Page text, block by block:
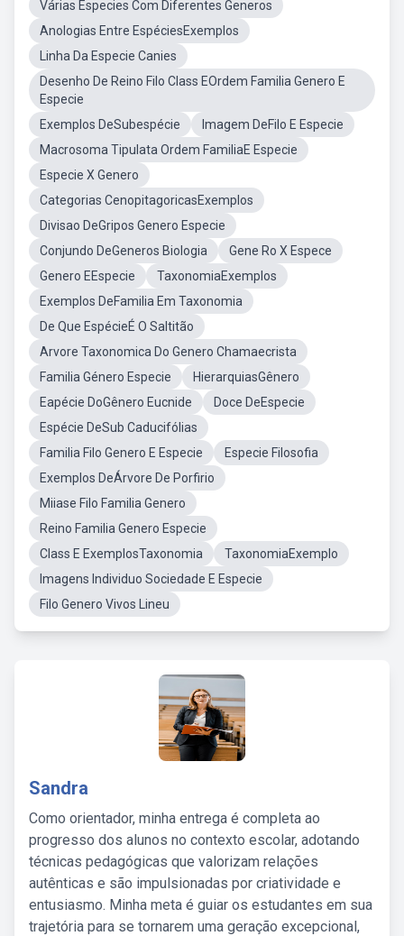
Várias Especies Com Diferentes Generos
Anologias Entre EspéciesExemplos
Linha Da Especie Canies
Desenho De Reino Filo Class EOrdem Familia Genero E
Especie
Exemplos DeSubespécie
Imagem DeFilo E Especie
Macrosoma Tipulata Ordem FamiliaE Especie
Especie X Genero
Categorias CenopitagoricasExemplos
Divisao DeGripos Genero Especie
Conjundo DeGeneros Biologia
Gene Ro X Espece
Genero EEspecie
TaxonomiaExemplos
Exemplos DeFamilia Em Taxonomia
De Que EspécieÉ O Saltitão
Arvore Taxonomica Do Genero Chamaecrista
Familia Género Especie
HierarquiasGênero
Eapécie DoGênero Eucnide
Doce DeEspecie
Espécie DeSub Caducifólias
Familia Filo Genero E Especie
Especie Filosofia
Exemplos DeÁrvore De Porfirio
Miiase Filo Familia Genero
Reino Familia Genero Especie
Class E ExemplosTaxonomia
TaxonomiaExemplo
Imagens Individuo Sociedade E Especie
Filo Genero Vivos Lineu
Sandra
Como orientador, minha entrega é completa ao
progresso dos alunos no contexto escolar, adotando
técnicas pedagógicas que valorizam relações
autênticas e são impulsionadas por criatividade e
entusiasmo. Minha meta é guiar os estudantes em sua
trajetória para se tornarem uma geração excepcional,